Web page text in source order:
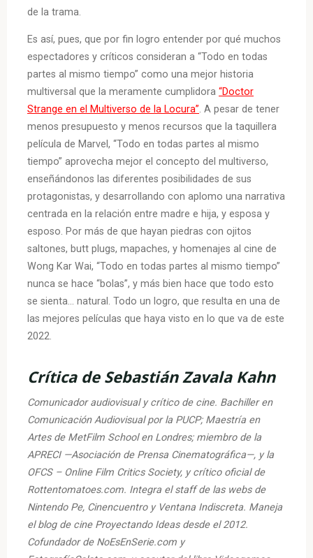
de la trama.
Es así, pues, que por fin logro entender por qué muchos
espectadores y críticos consideran a “Todo en todas
partes al mismo tiempo” como una mejor historia
multiversal que la meramente cumplidora “Doctor
Strange en el Multiverso de la Locura”. A pesar de tener
menos presupuesto y menos recursos que la taquillera
película de Marvel, “Todo en todas partes al mismo
tiempo” aprovecha mejor el concepto del multiverso,
enseñándonos las diferentes posibilidades de sus
protagonistas, y desarrollando con aplomo una narrativa
centrada en la relación entre madre e hija, y esposa y
esposo. Por más de que hayan piedras con ojitos
saltones, butt plugs, mapaches, y homenajes al cine de
Wong Kar Wai, “Todo en todas partes al mismo tiempo”
nunca se hace “bolas”, y más bien hace que todo esto
se sienta… natural. Todo un logro, que resulta en una de
las mejores películas que haya visto en lo que va de este
2022.
Crítica de Sebastián Zavala Kahn
Comunicador audiovisual y crítico de cine. Bachiller en
Comunicación Audiovisual por la PUCP; Maestría en
Artes de MetFilm School en Londres; miembro de la
APRECI —Asociación de Prensa Cinematográfica—, y la
OFCS – Online Film Critics Society, y crítico oficial de
Rottentomatoes.com. Integra el staff de las webs de
Nintendo Pe, Cinencuentro y Ventana Indiscreta. Maneja
el blog de cine Proyectando Ideas desde el 2012.
Cofundador de NoEsEnSerie.com y